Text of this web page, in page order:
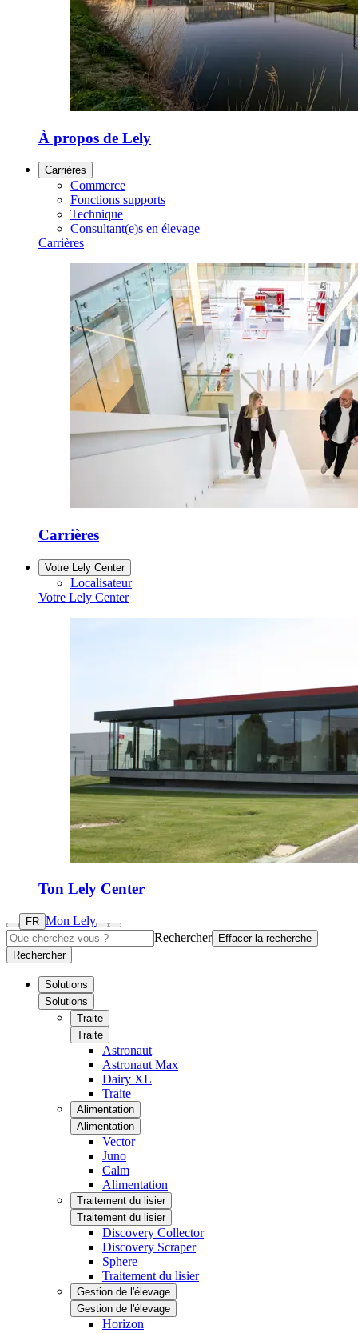
À propos de Lely
Carrières
Commerce
Fonctions supports
Technique
Consultant(e)s en élevage
Carrières
Carrières
Votre Lely Center
Localisateur
Votre Lely Center
Ton Lely Center
FR Mon Lely
Rechercher
Effacer la recherche
Rechercher
Solutions
Solutions
Traite
Traite
Astronaut
Astronaut Max
Dairy XL
Traite
Alimentation
Alimentation
Vector
Juno
Calm
Alimentation
Traitement du lisier
Traitement du lisier
Discovery Collector
Discovery Scraper
Sphere
Traitement du lisier
Gestion de l'élevage
Gestion de l'élevage
Horizon